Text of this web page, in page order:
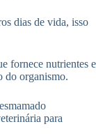
dias de vida, isso
fornece nutrientes e
do organismo.
para